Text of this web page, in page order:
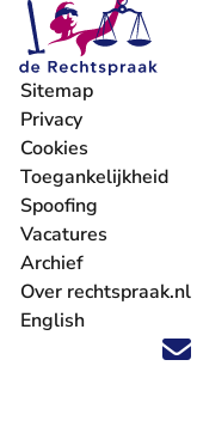
Volg ons op X
Volg ons op
Volg ons op
Volg ons
Volg
Sitemap
Privacy
Cookies
Toegankelijkheid
Spoofing
Vacatures
- U verlaat
Archief
Over rechtspraak.nl
English